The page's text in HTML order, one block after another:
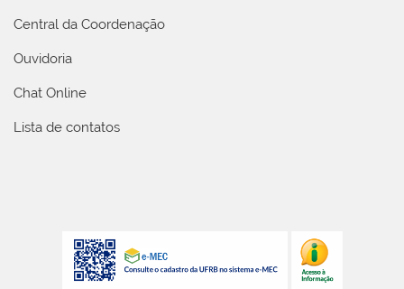
Central da Coordenação
Ouvidoria
Chat Online
Lista de contatos